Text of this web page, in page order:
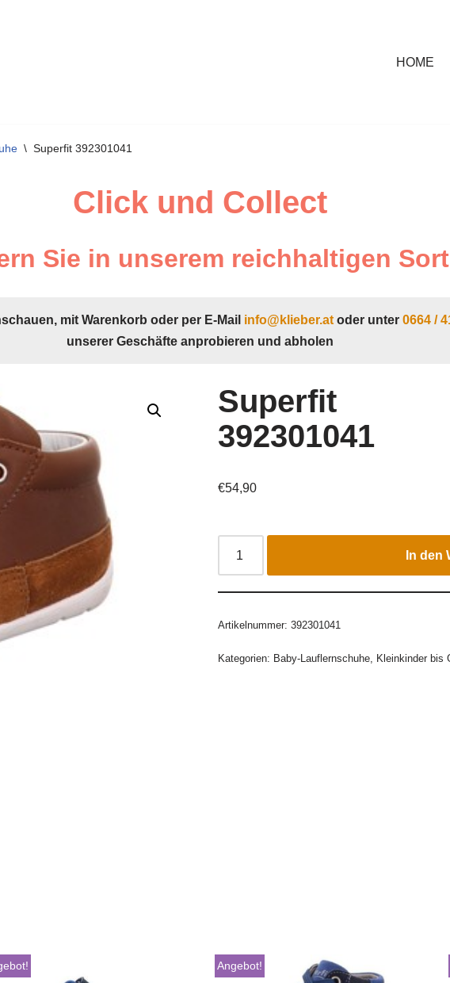
HOME
\ Superfit 392301041
Click und Collect
Sie in unserem reichhaltigen
mit Warenkorb oder per E-Mail info@klieber.at oder unter 0664 /
unserer Geschäfte anprobieren und abholen
Superfit
392301041
€54,90
In den
Artikelnummer: 392301041
Kategorien: Baby-Lauflernschuhe, Kleinkinder bis
Angebot!